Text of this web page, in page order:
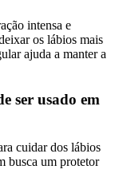
intensa e
os lábios mais
ajuda a manter a
ser usado em
cuidar dos lábios
busca um protetor